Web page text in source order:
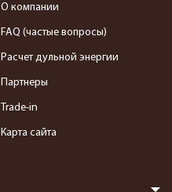
О компании
FAQ (частые вопросы)
Расчет дульной энергии
Партнеры
Trade-in
Карта сайта